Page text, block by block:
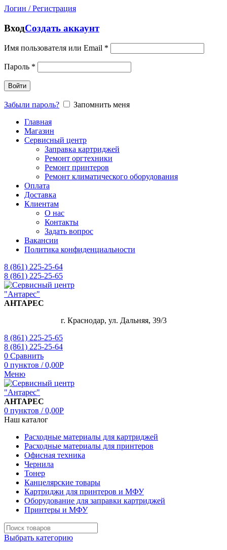
Логин / Регистрация
ВходСоздать аккаунт
Имя пользователя или Email *
Пароль *
Войти
Забыли пароль?
Запомнить меня
Главная
Магазин
Сервисный центр
Заправка картриджей
Ремонт оргтехники
Ремонт принтеров
Ремонт климатического оборудования
Оплата
Доставка
Клиентам
О нас
Контакты
Задать вопрос
Вакансии
Политика конфиденциальности
8 (861) 225-25-64
8 (861) 225-25-65
АНТАРЕС
г. Краснодар, ул. Дальняя, 39/3
8 (861) 225-25-65
8 (861) 225-25-64
0 Сравнить
0 пунктов / 0,00Р
Меню
АНТАРЕС
0 пунктов / 0,00Р
Наш каталог
Расходные материалы для картриджей
Расходные материалы для принтеров
Офисная техника
Чернила
Тонер
Канцелярские товары
Картриджи для принтеров и МФУ
Оборудование для заправки картриджей
Принтеры и МФУ
Выбрать категорию